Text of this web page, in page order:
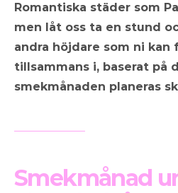
Romantiska städer som
men låt oss ta en stund
andra höjdare som ni
tillsammans i, baserat på
smekmånaden planeras
Smekmånad